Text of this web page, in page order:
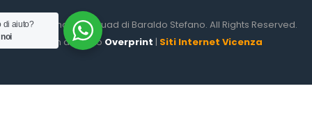
© 2026. Shooter Squad di Baraldo Stefano. All Rights Reserved.
un altro sito Overprint | Siti Internet Vicenza
di aiuto?